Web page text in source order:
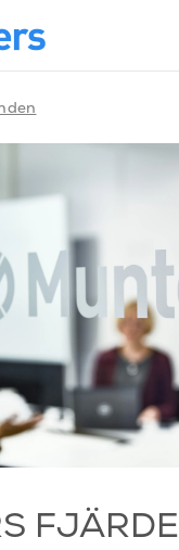
FJÄRDE